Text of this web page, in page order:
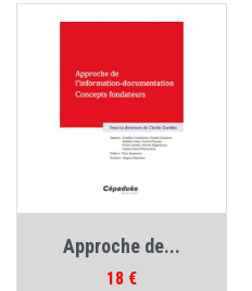
Approche de...
Prix
18 €